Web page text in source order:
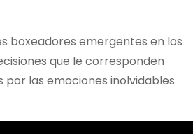
boxeadores emergentes en los
que le corresponden
por las emociones inolvidables